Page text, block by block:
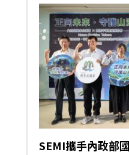
SEMI攜手內政部